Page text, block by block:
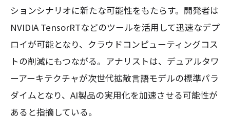
ションシナリオに新たな可能性をもたらす。開発者は
NVIDIA TensorRTなどのツールを活用して迅速なデプ
ロイが可能となり、クラウドコンピューティングコス
トの削減にもつながる。アナリストは、デュアルタワ
ーアーキテクチャが次世代拡散言語モデルの標準パラ
ダイムとなり、AI製品の実用化を加速させる可能性が
あると指摘している。